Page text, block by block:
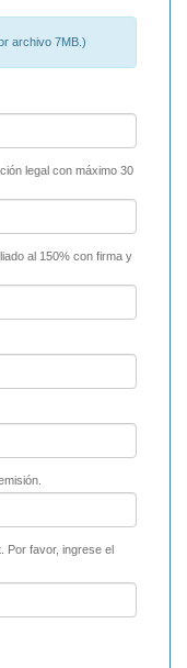
archivo 7MB.)
legal con máximo 30
al 150% con firma y
Por favor, ingrese el